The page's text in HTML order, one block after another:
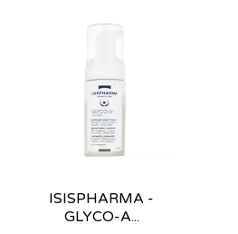
ISISPHARMA -
GLYCO-A...